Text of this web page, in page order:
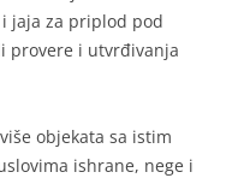
jaja za priplod pod
provere i utvrđivanja
objekata sa istim
ishrane, nege i